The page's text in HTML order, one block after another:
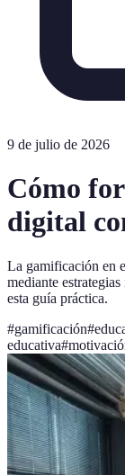
9 de julio de 2026
Cómo
digital
La gamificación en
mediante
esta guía práctica.
#gamificación#
educativa#